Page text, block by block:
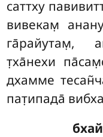
саттху
вивекам̣
га̄райутам̣,
т̣ха̄нехи
дхамме
пат̣ипада̄